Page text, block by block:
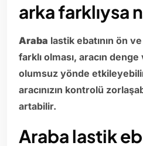
arka farklıysa
Araba lastik ebatının ön
farklı olması, aracın
olumsuz yönde
aracınızın kontrolü
artabilir.
Araba lastik